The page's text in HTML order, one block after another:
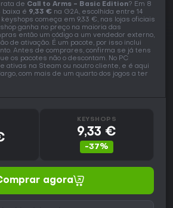
de Call to Arms - Basic Edition? Em 8
baixa é 9,33 € na G2A, escolhida entre 14
começa em 9,33 €, nas lojas oficiais
ganha no preço na maioria das
então um código a um vendedor externo,
de ativação. É um pacote, por isso inclui
Antes de comprares, confirma se já tens
os pacotes não o descontam. No PC
ativas na Steam ou noutro cliente, e é aqui
com mais de um quarto dos jogos a ter
KEYSHOPS
9,33 €
-37%
agora